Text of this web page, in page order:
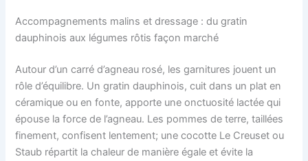
Accompagnements malins et dressage : du gratin
dauphinois aux légumes rôtis façon marché
Autour d’un carré d’agneau rosé, les garnitures jouent un
rôle d’équilibre. Un gratin dauphinois, cuit dans un plat en
céramique ou en fonte, apporte une onctuosité lactée qui
épouse la force de l’agneau. Les pommes de terre, taillées
finement, confisent lentement; une cocotte Le Creuset ou
Staub répartit la chaleur de manière égale et évite la